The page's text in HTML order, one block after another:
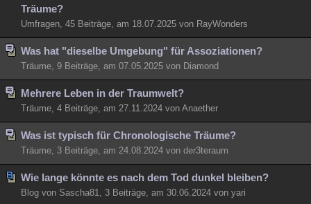
Träume?
Umfragen, 45 Beiträge, am 18.07.2025 von RayWonders
Was hat "dieselbe Umgebung" für Assoziationen?
Träume, 9 Beiträge, am 07.05.2025 von Diamond
Mehrere Leben in der Traumwelt?
Träume, 4 Beiträge, am 27.11.2024 von Anaether
Was ist typisch für Chronologische Träume?
Träume, 3 Beiträge, am 24.08.2024 von der3teraum
Wie lange könnte es nach dem Tod dunkel bleiben?
Blog von Sascha81, 3 Beiträge, am 30.06.2024 von yari